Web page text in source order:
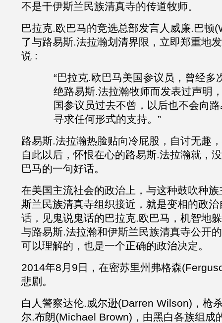
不是干伊斯兰民族清真寺的传道牧师。
巴拉克.欧巴马的竞选总部发言人威廉.巴顿
了与路易斯.法拉瀚划清界限，立即郑重地
说 :
“巴拉克.欧巴马美国参议员，曾经多
绝路易斯.法拉瀚牧师而发表过声明
国参议员过去不曾，以后也不会向
寻求任何形式的支持。”
路易斯.法拉瀚热脸贴向冷屁股，自讨无趣
自此以后，怀恨在心的路易斯.法拉瀚就，
巴马的一句好话。
在美国主流社会的政治上，与这种鼓吹种
斯兰民族清真寺组织接近，就是变相的政
话，见鬼说鬼话的巴拉克.欧巴马，机智地
与路易斯.法拉瀚和伊斯兰民族清真寺公开
可以理解的，也是一个正确的政治决定。
2014年8月9日，在密苏里州弗格森
悲剧。
白人警察达伦.威尔逊(Darren Wilson)，枪
尔.布朗(Michael Brown)，由黑白各族组成